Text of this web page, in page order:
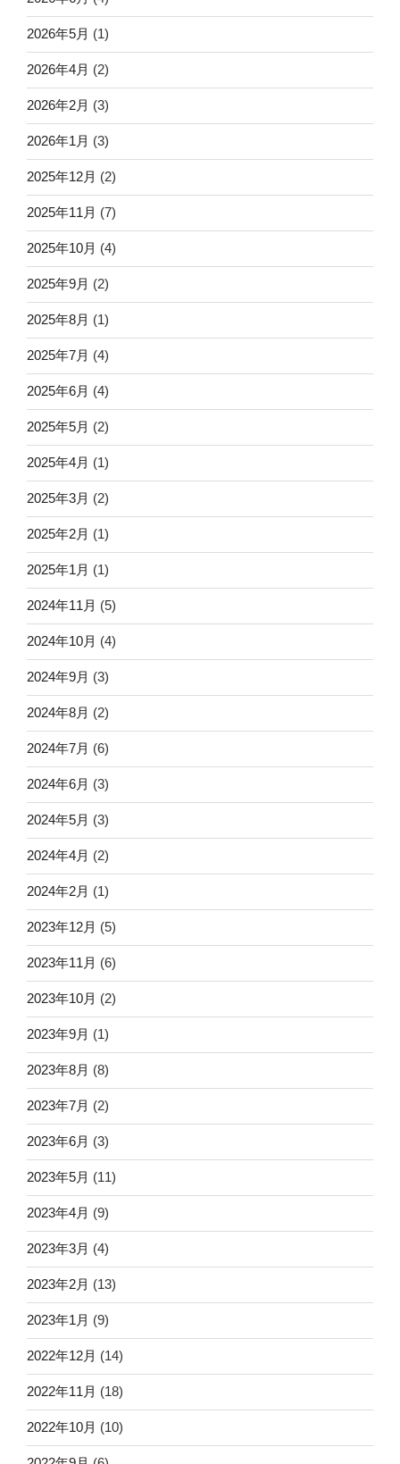
2026年5月 (1)
2026年4月 (2)
2026年2月 (3)
2026年1月 (3)
2025年12月 (2)
2025年11月 (7)
2025年10月 (4)
2025年9月 (2)
2025年8月 (1)
2025年7月 (4)
2025年6月 (4)
2025年5月 (2)
2025年4月 (1)
2025年3月 (2)
2025年2月 (1)
2025年1月 (1)
2024年11月 (5)
2024年10月 (4)
2024年9月 (3)
2024年8月 (2)
2024年7月 (6)
2024年6月 (3)
2024年5月 (3)
2024年4月 (2)
2024年2月 (1)
2023年12月 (5)
2023年11月 (6)
2023年10月 (2)
2023年9月 (1)
2023年8月 (8)
2023年7月 (2)
2023年6月 (3)
2023年5月 (11)
2023年4月 (9)
2023年3月 (4)
2023年2月 (13)
2023年1月 (9)
2022年12月 (14)
2022年11月 (18)
2022年10月 (10)